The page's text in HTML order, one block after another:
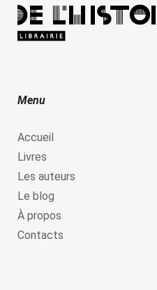
Menu
Accueil
Livres
Les auteurs
Le blog
À propos
Contacts